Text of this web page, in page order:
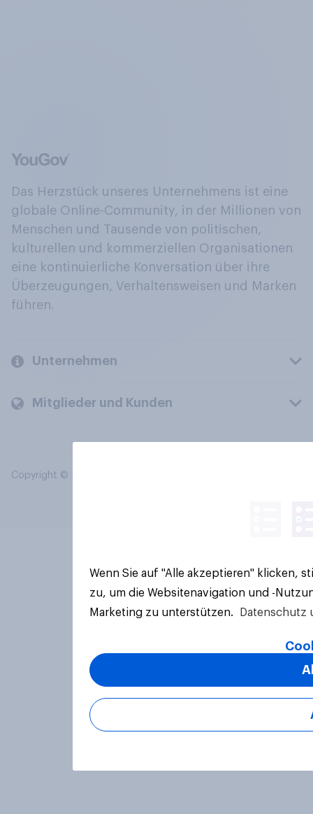
Das Herzstück unseres Unternehmens ist eine
globale Online-Community, in der Millionen von
Menschen und Tausende von politischen,
kulturellen und kommerziellen Organisationen
eine kontinuierliche Konversation über ihre
Überzeugungen, Verhaltensweisen und Marken
führen.
Unternehmen
Mitglieder und Kunden
Copyright © 2026 YouGov PLC. Alle Rechte vorbehalten.
Wenn Sie auf "Alle akzeptieren" klicken,
zu, um die Websitenavigation und -
Marketing zu unterstützen.
Datenschutz